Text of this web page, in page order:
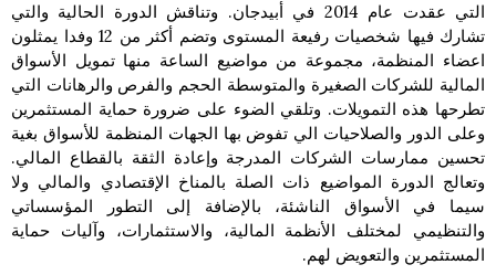
التي عقدت عام 2014 في أبيدجان. وتناقش الدورة الحالية والتي
تشارك فيها شخصيات رفيعة المستوى وتضم أكثر من 12 وفدا يمثلون
اعضاء المنظمة، مجموعة من مواضيع الساعة منها تمويل الأسواق
المالية للشركات الصغيرة والمتوسطة الحجم والفرص والرهانات التي
تطرحها هذه التمويلات. وتلقي الضوء على ضرورة حماية المستثمرين
وعلى الدور والصلاحيات الي تفوض بها الجهات المنظمة للأسواق بغية
تحسين ممارسات الشركات المدرجة وإعادة الثقة بالقطاع المالي.
وتعالج الدورة المواضيع ذات الصلة بالمناخ الإقتصادي والمالي ولا
سيما في الأسواق الناشئة، بالإضافة إلى التطور المؤسساتي
والتنظيمي لمختلف الأنظمة المالية، والاستثمارات، وآليات حماية
المستثمرين والتعويض لهم.